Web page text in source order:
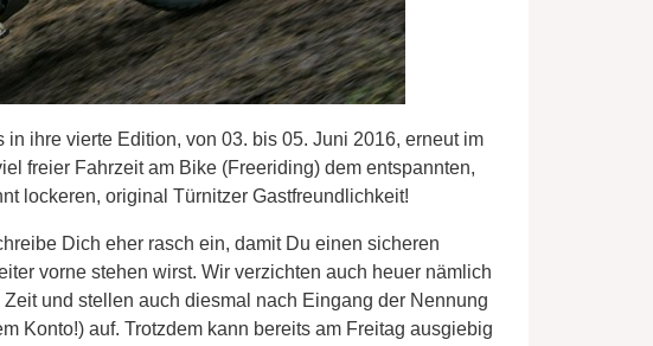
ihre vierte Edition, von 03. bis 05. Juni 2016, erneut im
freier Fahrzeit am Bike (Freeriding) dem entspannten,
lockeren, original Türnitzer Gastfreundlichkeit!
Dich eher rasch ein, damit Du einen sicheren
vorne stehen wirst. Wir verzichten auch heuer nämlich
und stellen auch diesmal nach Eingang der Nennung
Konto!) auf. Trotzdem kann bereits am Freitag ausgiebig